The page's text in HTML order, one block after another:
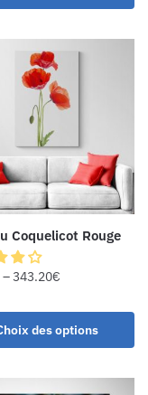
Coquelicot Rouge
–343.20€
des options